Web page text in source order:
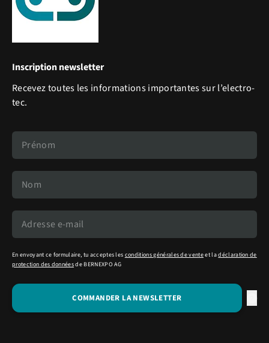
Inscription newsletter
Recevez toutes les informations importantes sur l’electro-
tec.
En envoyant ce formulaire, tu acceptes les conditions générales de venteet ladéclaration de
protection des donnéesde BERNEXPO AG